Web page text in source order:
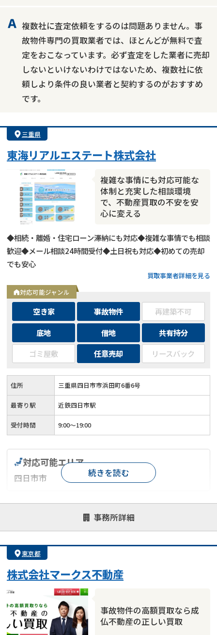
複数社に査定依頼をするのは問題ありません。事
故物件専門の買取業者では、ほとんどが無料で査
定をおこなっています。必ず査定をした業者に売却
しないといけないわけではないため、複数社に依
頼しより条件の良い業者と契約するのがおすすめ
です。
三重県
東海リアルエステート株式会社
複雑な事情にも対応可能な
体制と充実した相談環境
で、不動産買取の不安を安
心に変える
◆相続・離婚・住宅ローン滞納にも対応◆複雑な事情でも相談
歓迎◆メール相談24時間受付◆土日祝も対応◆初めての売却
でも安心
買取事業者詳細を見る
対応可能ジャンル
空き家 事故物件
再建築不可
底地
借地
共有持分
ゴミ屋敷
任意売却 リースバック
住所 三重県四日市市浜田町6番6号
最寄り駅 近鉄四日市駅
受付時間 9:00～19:00
事務所詳細
対応可能エリア
四日市市
対応が親身 オンライン面談可能
レスポンスが早い
1億円以上の買取可
続きを読む
東京都
株式会社マークス不動産
事故物件の高額買取なら成
仏不動産の正しい買取